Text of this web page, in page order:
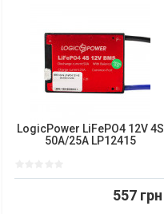
LogicPower LiFePO4 12V 4S
50A/25A LP12415
557 грн